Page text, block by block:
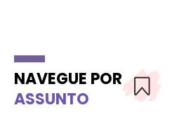
NAVEGUE POR
ASSUNTO